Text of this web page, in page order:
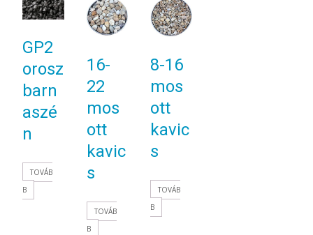
GP2
orosz
barn
aszé
n
TOVÁB
B
16-
22
mos
ott
kavic
s
TOVÁB
B
8-16
mos
ott
kavic
s
TOVÁB
B